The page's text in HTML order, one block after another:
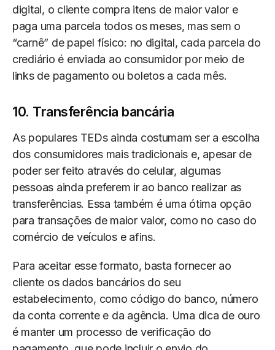
digital, o cliente compra itens de maior valor e
paga uma parcela todos os meses, mas sem o
“carnê” de papel físico: no digital, cada parcela do
crediário é enviada ao consumidor por meio de
links de pagamento ou boletos a cada mês.
10. Transferência bancária
As populares TEDs ainda costumam ser a escolha
dos consumidores mais tradicionais e, apesar de
poder ser feito através do celular, algumas
pessoas ainda preferem ir ao banco realizar as
transferências. Essa também é uma ótima opção
para transações de maior valor, como no caso do
comércio de veículos e afins.
Para aceitar esse formato, basta fornecer ao
cliente os dados bancários do seu
estabelecimento, como código do banco, número
da conta corrente e da agência. Uma dica de ouro
é manter um processo de verificação do